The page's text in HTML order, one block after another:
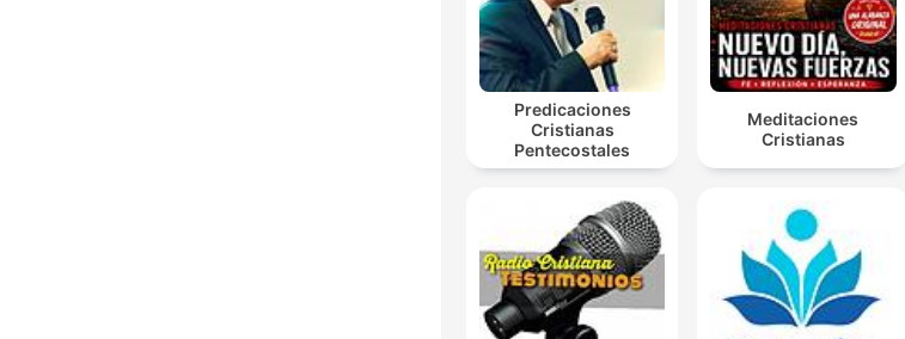
Predicaciones
Cristianas
Pentecostales
Meditaciones
Cristianas